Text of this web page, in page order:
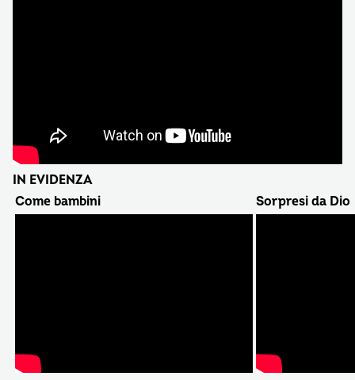
IN EVIDENZA
Come bambini
Sorpresi da Dio